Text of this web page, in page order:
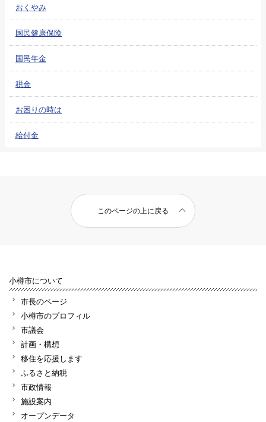
おくやみ
国民健康保険
国民年金
税金
お困りの時は
給付金
このページの上に戻る
小樽市について
市長のページ
小樽市のプロフィル
市議会
計画・構想
移住を応援します
ふるさと納税
市政情報
施設案内
オープンデータ